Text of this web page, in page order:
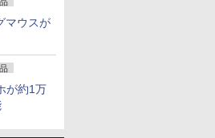
マウスが
が約1万